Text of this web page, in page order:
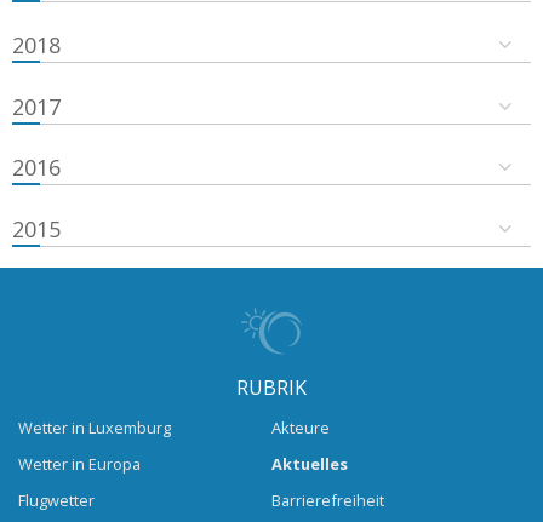
2018
2017
2016
2015
RUBRIK
Wetter in Luxemburg
Wetter in Europa
Flugwetter
Akteure
Aktuelles
Barrierefreiheit